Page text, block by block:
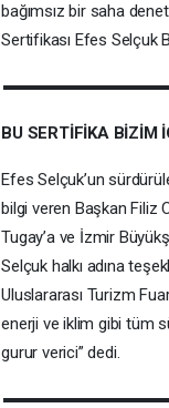
bağımsız bir saha
Sertifikası Efes Selçuk
BU SERTİFİKA BİZİM
Efes Selçuk’un
bilgi veren Başkan Filiz
Tugay’a ve İzmir
Selçuk halkı adına
Uluslararası Turizm
enerji ve iklim gibi tüm
gurur verici” dedi.